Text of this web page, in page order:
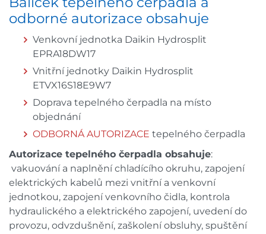
odborné autorizace obsahuje
Venkovní jednotka Daikin Hydrosplit
EPRA18DW17
Vnitřní jednotky Daikin Hydrosplit
ETVX16S18E9W7
Doprava tepelného čerpadla na místo
objednání
ODBORNÁ AUTORIZACE tepelného čerpadla
Autorizace tepelného čerpadla obsahuje:
vakuování a naplnění chladícího okruhu, zapojení
elektrických kabelů mezi vnitřní a venkovní
jednotkou, zapojení venkovního čidla, kontrola
hydraulického a elektrického zapojení, uvedení do
provozu, odvzdušnění, zaškolení obsluhy, spuštění